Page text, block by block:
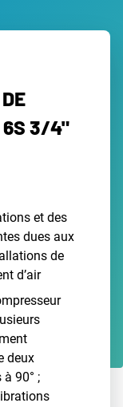
6S 3/4"
et des
dues aux
de
d’air
deux
90° ;